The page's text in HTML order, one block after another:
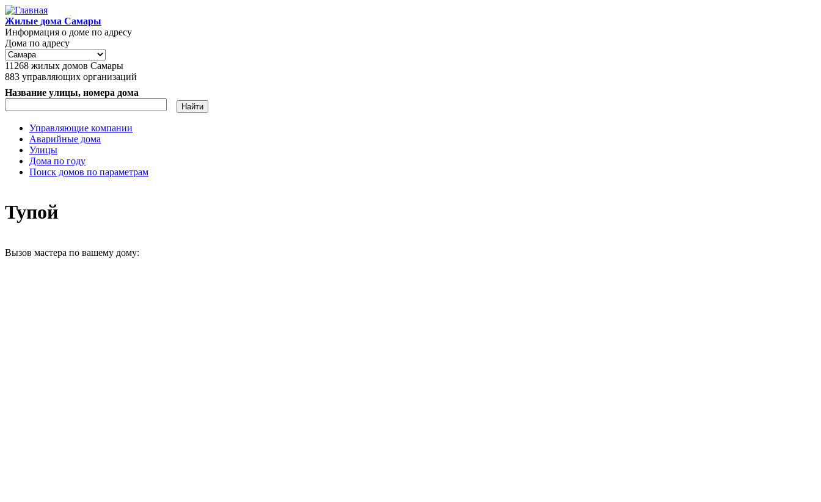
Перейти к основному содержанию
Жилые дома Самары
Информация о доме по адресу
Дома по адресу
11268 жилых домов Самары
883 управляющих организаций
Название улицы, номера дома
Главное меню
Управляющие компании
Аварийные дома
Улицы
Дома по году
Поиск домов по параметрам
Тупой
Вызов мастера по вашему дому: